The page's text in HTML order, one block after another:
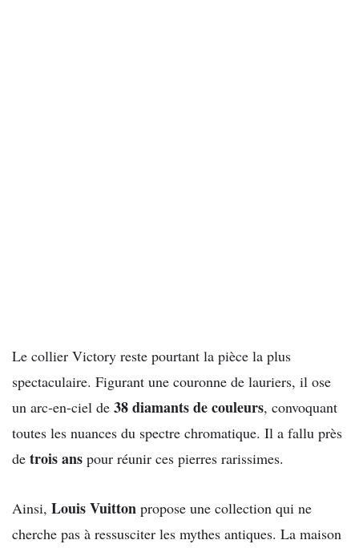
Le collier Victory reste pourtant la pièce la plus
spectaculaire. Figurant une couronne de lauriers, il ose
un arc-en-ciel de 38 diamants de couleurs, convoquant
toutes les nuances du spectre chromatique. Il a fallu près
de trois ans pour réunir ces pierres rarissimes.
Ainsi, Louis Vuitton propose une collection qui ne
cherche pas à ressusciter les mythes antiques. La maison